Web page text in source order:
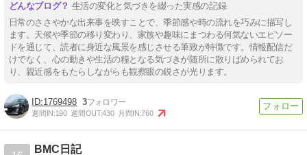
生活の変化と気づきを綴った実感の記録
日常のささやかな出来事を映すことで、季節感や時の流れを巧みに描写し
ます。天候や季節の移り変わり、家族や趣味にまつわる何気ないエピソー
ドを通じて、読者に身近な風景を感じさせる筆致が特徴です。情報配信だ
けでなく、心の動きや生活の糧となる気づきが随所に散りばめられてお
り、親近感をもたらしながらも観察眼の鋭さが光ります。
1769498 3
週間IN:190 週間OUT:430 月間IN:760
BMC日記